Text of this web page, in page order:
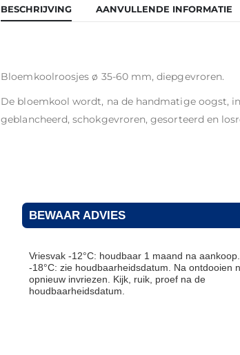
BESCHRIJVING AANVULLENDE INFORMATIE
Bloemkoolroosjes ø 35-60 mm, diepgevroren.
De bloemkool wordt, na de handmatige oogst,
geblancheerd, schokgevroren, gesorteerd en
BEWAAR ADVIES
Vriesvak -12°C: houdbaar 1 maand na
-18°C: zie houdbaarheidsdatum. Na ontdooien
opnieuw invriezen. Kijk, ruik, proef na de
houdbaarheidsdatum.